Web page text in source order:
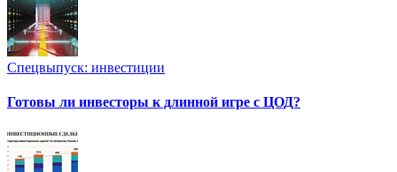
Спецвыпуск: инвестиции
Готовы ли инвесторы к длинной игре с ЦОД?